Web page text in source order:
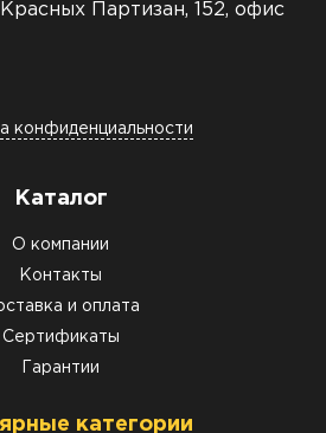
Партизан, 152, офис
конфиденциальности
Каталог
О компании
Контакты
и оплата
Сертификаты
Гарантии
категории